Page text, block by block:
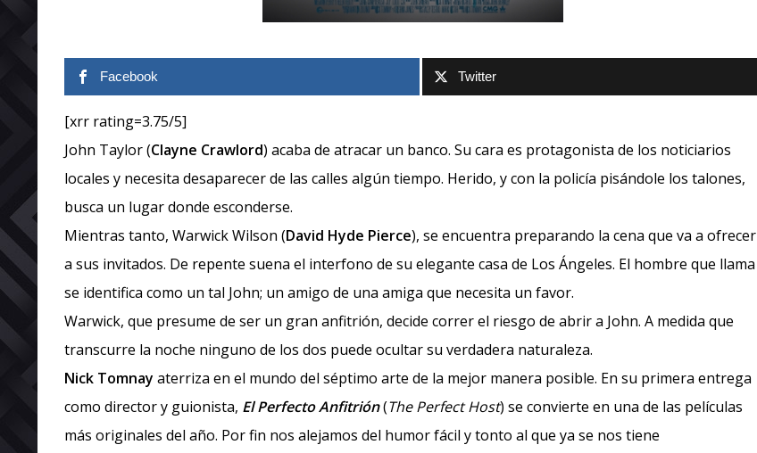
Facebook Twitter
[xrr rating=3.75/5]
John Taylor (Clayne Crawlord) acaba de atracar un banco. Su cara es protagonista de los noticiarios
locales y necesita desaparecer de las calles algún tiempo. Herido, y con la policía pisándole los talones,
busca un lugar donde esconderse.
Mientras tanto, Warwick Wilson (David Hyde Pierce), se encuentra preparando la cena que va a ofrecer
a sus invitados. De repente suena el interfono de su elegante casa de Los Ángeles. El hombre que llama
se identifica como un tal John; un amigo de una amiga que necesita un favor.
Warwick, que presume de ser un gran anfitrión, decide correr el riesgo de abrir a John. A medida que
transcurre la noche ninguno de los dos puede ocultar su verdadera naturaleza.
Nick Tomnay aterriza en el mundo del séptimo arte de la mejor manera posible. En su primera entrega
como director y guionista, El Perfecto Anfitrión(The Perfect Host) se convierte en una de las películas
más originales del año. Por fin nos alejamos del humor fácil y tonto al que ya se nos tiene